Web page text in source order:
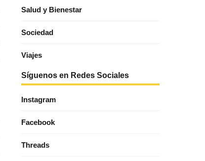
Salud y Bienestar
Sociedad
Viajes
Síguenos en Redes Sociales
Instagram
Facebook
Threads